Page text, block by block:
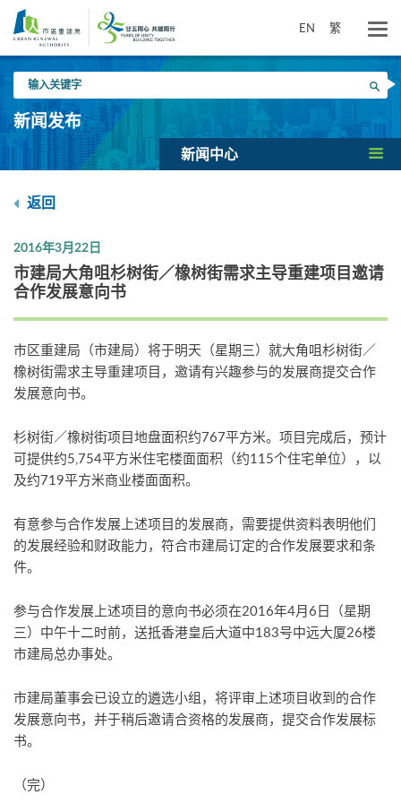
要
EN 繁
入
关
键
搜寻
新闻发布
新闻中心
返回
2016年3月22日
市建局大角咀杉树街／橡树街需求主导重建项目邀请
合作发展意向书
市区重建局（市建局）将于明天（星期三）就大角咀杉树街／
橡树街需求主导重建项目，邀请有兴趣参与的发展商提交合作
发展意向书。
杉树街／橡树街项目地盘面积约767平方米。项目完成后，预计
可提供约5,754平方米住宅楼面面积（约115个住宅单位），以
及约719平方米商业楼面面积。
有意参与合作发展上述项目的发展商，需要提供资料表明他们
的发展经验和财政能力，符合市建局订定的合作发展要求和条
件。
参与合作发展上述项目的意向书必须在2016年4月6日（星期
三）中午十二时前，送抵香港皇后大道中183号中远大厦26楼
市建局总办事处。
市建局董事会已设立的遴选小组，将评审上述项目收到的合作
发展意向书，并于稍后邀请合资格的发展商，提交合作发展标
书。
（完）